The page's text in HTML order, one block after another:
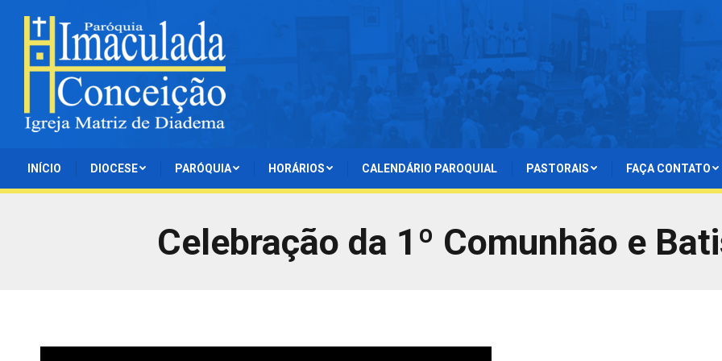
INÍCIO DIOCESE PARÓQUIA HORÁRIOS CALENDÁRIO PAROQUIAL PASTORAIS FAÇA CONTATO
Celebração da 1º Comunhão e